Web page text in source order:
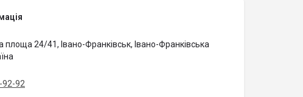
площа 24/41, Івано-Франківськ, Івано-Франківська
92-92